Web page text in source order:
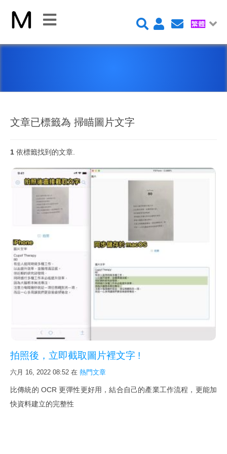
關
閉
台
Claris FileMaker 平台
FileMaker 系統安全性
Claris Connect 流程自動化
FileMaker Go
FileMaker Pro
FileMaker Server
FileMaker Pro 規格能力
FileMaker 新線上文件與快捷鍵
最佳硬體
下載試用
詢價購買
文章已標籤為 掃瞄圖片文字
1 依標籤找到的文章.
拍照後，立即截取圖片裡文字 !
六月 16, 2022 08:52 在 熱門文章
比傳統的 OCR 更彈性更好用，結合自己的產業工作流程，更能加
快資料建立的完整性